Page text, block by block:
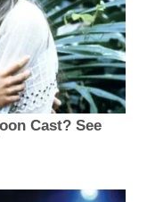
Cast? See